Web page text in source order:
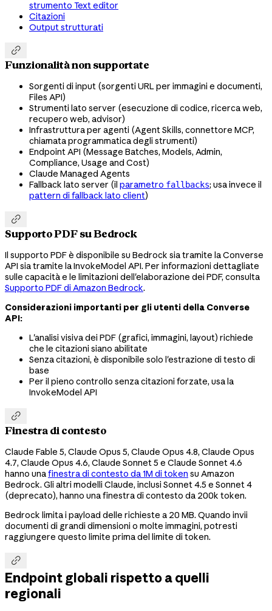
strumento Text editor
Citazioni
Output strutturati

Funzionalità non supportate
Sorgenti di input (sorgenti URL per immagini e documenti,
Files API)
Strumenti lato server (esecuzione di codice, ricerca web,
recupero web, advisor)
Infrastruttura per agenti (Agent Skills, connettore MCP,
chiamata programmatica degli strumenti)
Endpoint API (Message Batches, Models, Admin,
Compliance, Usage and Cost)
Claude Managed Agents
Fallback lato server (il parametro fallbacks; usa invece il
pattern di fallback lato client)

Supporto PDF su Bedrock
Il supporto PDF è disponibile su Bedrock sia tramite la Converse
API sia tramite la InvokeModel API. Per informazioni dettagliate
sulle capacità e le limitazioni dell'elaborazione dei PDF, consulta
Supporto PDF di Amazon Bedrock.
Considerazioni importanti per gli utenti della Converse
API:
L'analisi visiva dei PDF (grafici, immagini, layout) richiede
che le citazioni siano abilitate
Senza citazioni, è disponibile solo l'estrazione di testo di
base
Per il pieno controllo senza citazioni forzate, usa la
InvokeModel API

Finestra di contesto
Claude Fable 5, Claude Opus 5, Claude Opus 4.8, Claude Opus
4.7, Claude Opus 4.6, Claude Sonnet 5 e Claude Sonnet 4.6
hanno unafinestra di contesto da 1M di token su Amazon
Bedrock. Gli altri modelli Claude, inclusi Sonnet 4.5 e Sonnet 4
(deprecato), hanno una finestra di contesto da 200k token.
Bedrock limita i payload delle richieste a 20 MB. Quando invii
documenti di grandi dimensioni o molte immagini, potresti
raggiungere questo limite prima del limite di token.

Endpoint globali rispetto a quelli
regionali